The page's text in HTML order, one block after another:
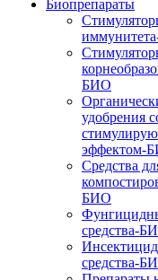
Биопрепараты
БИО
удобрения
эффектом-
Средства
БИО
средства-
средства-